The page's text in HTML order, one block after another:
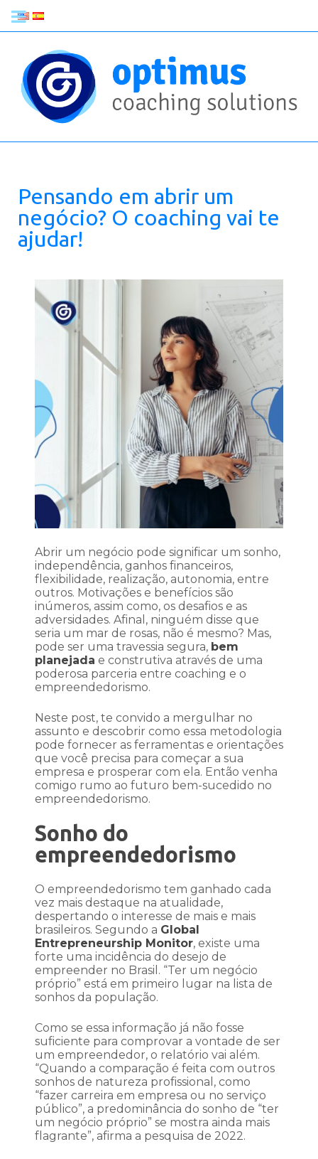
Pensando em abrir um
negócio? O coaching vai te
ajudar!
Abrir um negócio pode significar um sonho,
independência, ganhos financeiros,
flexibilidade, realização, autonomia, entre
outros. Motivações e benefícios são
inúmeros, assim como, os desafios e as
adversidades. Afinal, ninguém disse que
seria um mar de rosas, não é mesmo? Mas,
pode ser uma travessia segura, bem
planejada e construtiva através de uma
poderosa parceria entre coaching e o
empreendedorismo.
Neste post, te convido a mergulhar no
assunto e descobrir como essa metodologia
pode fornecer as ferramentas e orientações
que você precisa para começar a sua
empresa e prosperar com ela. Então venha
comigo rumo ao futuro bem-sucedido no
empreendedorismo.
Sonho do
empreendedorismo
O empreendedorismo tem ganhado cada
vez mais destaque na atualidade,
despertando o interesse de mais e mais
brasileiros. Segundo a Global
Entrepreneurship Monitor, existe uma
forte uma incidência do desejo de
empreender no Brasil. “Ter um negócio
próprio” está em primeiro lugar na lista de
sonhos da população.
Como se essa informação já não fosse
suficiente para comprovar a vontade de ser
um empreendedor, o relatório vai além.
“Quando a comparação é feita com outros
sonhos de natureza profissional, como
“fazer carreira em empresa ou no serviço
público”, a predominância do sonho de “ter
um negócio próprio” se mostra ainda mais
flagrante”, afirma a pesquisa de 2022.